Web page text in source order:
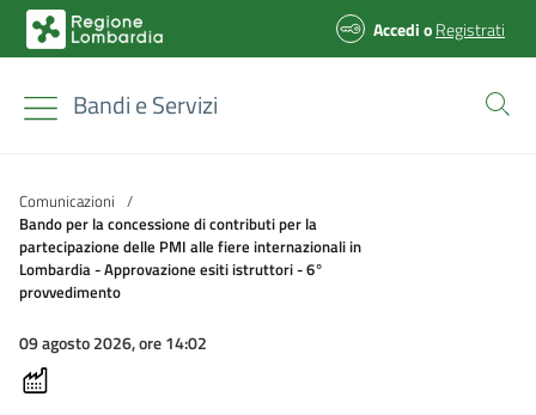
AccedioRegistrati
Bandi e Servizi
Comunicazioni /
Bando per la concessione di contributi per la
partecipazione delle PMI alle fiere internazionali in
Lombardia - Approvazione esiti istruttori - 6°
provvedimento
09 agosto 2026, ore 14:02